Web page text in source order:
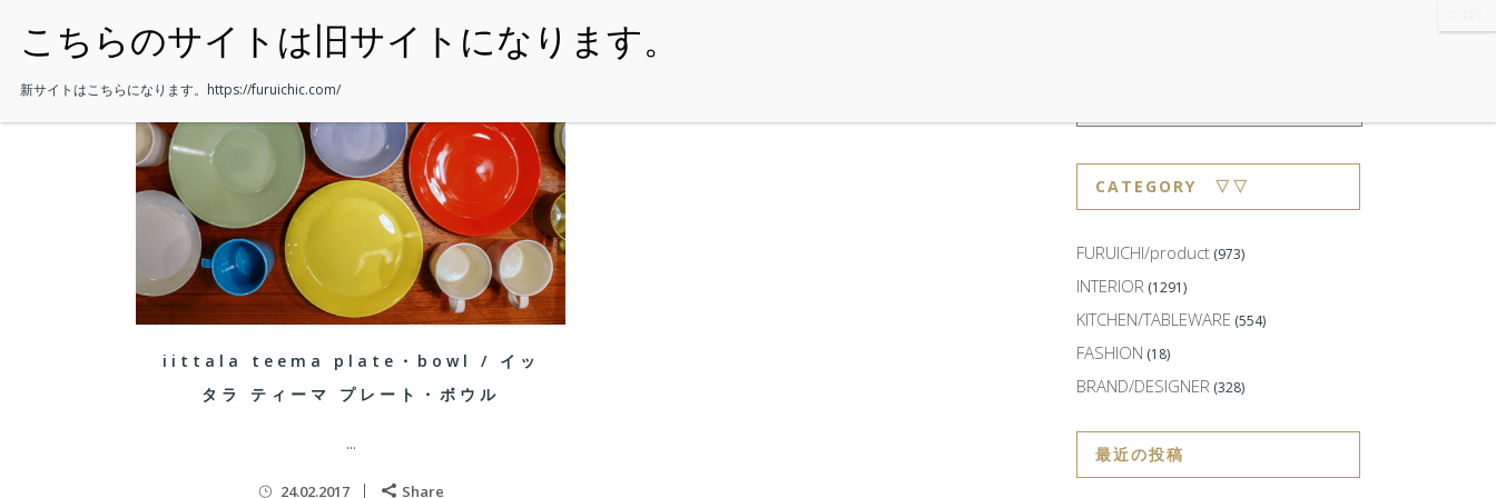
・HOME ・ITEM ・SHOPPING-GUIDE
iittala teema plate・bowl / イッ
タラ ティーマ プレート・ボウル
...
24.02.2017 Share
CATEGORY ▽▽
FURUICHI/product (973)
INTERIOR (1291)
KITCHEN/TABLEWARE (554)
FASHION (18)
BRAND/DESIGNER (328)
最近の投稿
新サイトはこちらになります。 https://furuichic.com/